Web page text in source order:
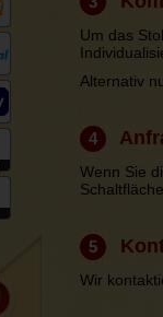
Um das
Alternativ
4
Wenn Sie
5
Wir